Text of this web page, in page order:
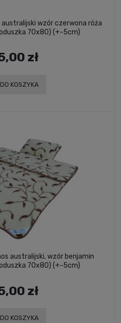
australijski wzór czerwona róża
70x80) (+-5cm)
zł
DO KOSZYKA
australijski, wzór benjamin
70x80) (+-5cm)
zł
DO KOSZYKA